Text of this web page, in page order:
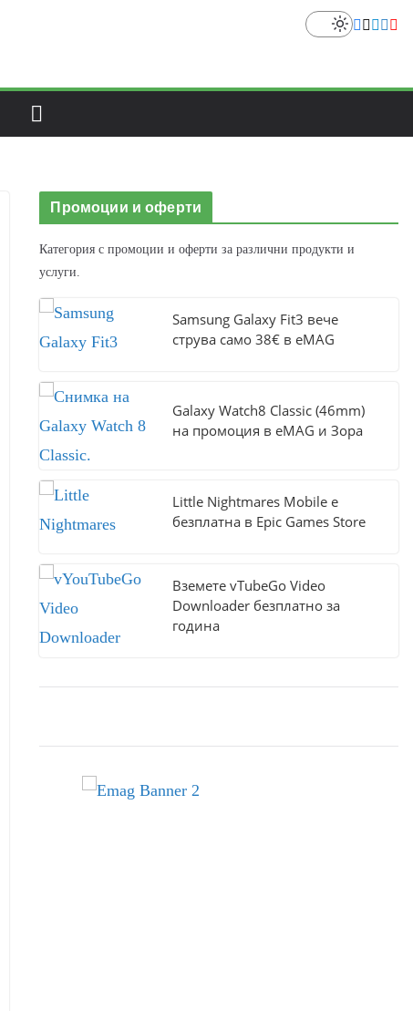
Промоции и оферти
Категория с промоции и оферти за различни продукти и
услуги.
Samsung Galaxy Fit3 вече
струва само 38€ в eMAG
Galaxy Watch8 Classic (46mm)
на промоция в eMAG и Зора
Little Nightmares Mobile е
безплатна в Epic Games Store
Вземете vTubeGo Video
Downloader безплатно за
година